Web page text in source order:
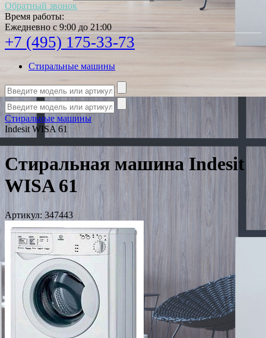
Обратный звонок
Время работы:
Ежедневно с 9:00 до 21:00
+7 (495) 175-33-73
Стиральные машины
Стиральные машины
Indesit WISA 61
Стиральная машина Indesit
WISA 61
Артикул: 347443